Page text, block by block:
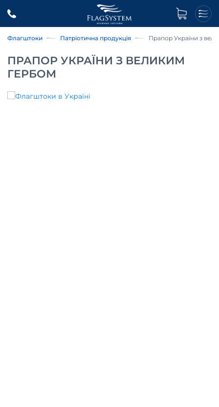
Флагштоки Патріотична продукція Прапор України з
ПРАПОР УКРАЇНИ З ВЕЛИКИМ
ГЕРБОМ